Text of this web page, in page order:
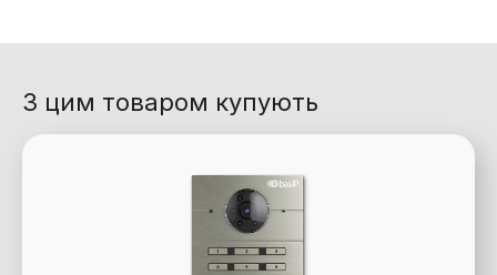
З цим товаром купують